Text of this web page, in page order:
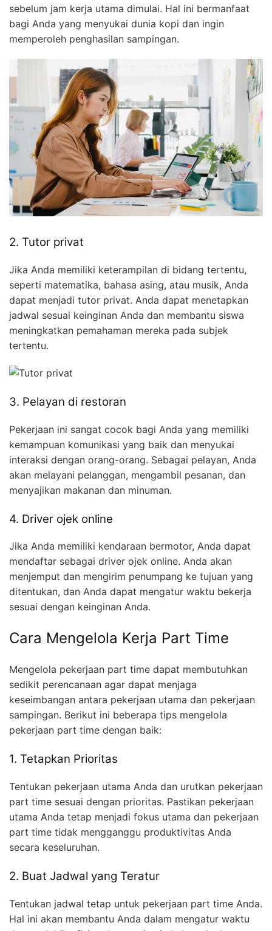
sebelum jam kerja utama dimulai. Hal ini bermanfaat
bagi Anda yang menyukai dunia kopi dan ingin
memperoleh penghasilan sampingan.
2. Tutor privat
Jika Anda memiliki keterampilan di bidang tertentu,
seperti matematika, bahasa asing, atau musik, Anda
dapat menjadi tutor privat. Anda dapat menetapkan
jadwal sesuai keinginan Anda dan membantu siswa
meningkatkan pemahaman mereka pada subjek
tertentu.
3. Pelayan di restoran
Pekerjaan ini sangat cocok bagi Anda yang memiliki
kemampuan komunikasi yang baik dan menyukai
interaksi dengan orang-orang. Sebagai pelayan, Anda
akan melayani pelanggan, mengambil pesanan, dan
menyajikan makanan dan minuman.
4. Driver ojek online
Jika Anda memiliki kendaraan bermotor, Anda dapat
mendaftar sebagai driver ojek online. Anda akan
menjemput dan mengirim penumpang ke tujuan yang
ditentukan, dan Anda dapat mengatur waktu bekerja
sesuai dengan keinginan Anda.
Cara Mengelola Kerja Part Time
Mengelola pekerjaan part time dapat membutuhkan
sedikit perencanaan agar dapat menjaga
keseimbangan antara pekerjaan utama dan pekerjaan
sampingan. Berikut ini beberapa tips mengelola
pekerjaan part time dengan baik:
1. Tetapkan Prioritas
Tentukan pekerjaan utama Anda dan urutkan pekerjaan
part time sesuai dengan prioritas. Pastikan pekerjaan
utama Anda tetap menjadi fokus utama dan pekerjaan
part time tidak mengganggu produktivitas Anda
secara keseluruhan.
2. Buat Jadwal yang Teratur
Tentukan jadwal tetap untuk pekerjaan part time Anda.
Hal ini akan membantu Anda dalam mengatur waktu